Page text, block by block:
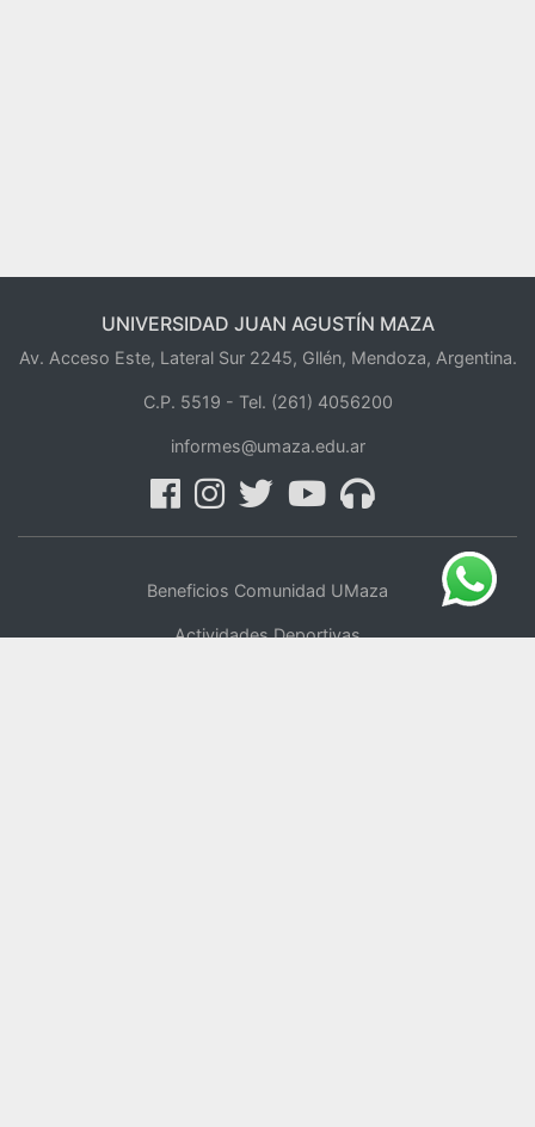
UNIVERSIDAD JUAN AGUSTÍN MAZA
Av. Acceso Este, Lateral Sur 2245, Gllén, Mendoza, Argentina.
C.P. 5519 - Tel. (261) 4056200
informes@umaza.edu.ar
Beneficios Comunidad UMaza
Actividades Deportivas